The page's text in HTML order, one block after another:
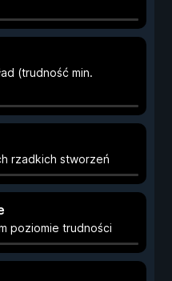
(trudność min.
rzadkich stworzeń
poziomie trudności